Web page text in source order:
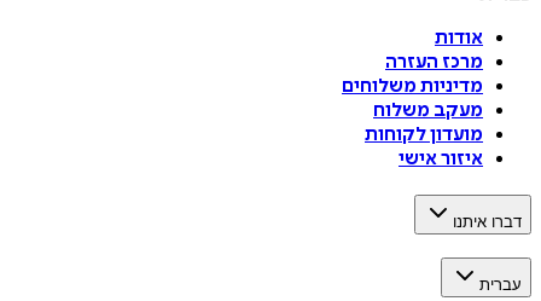
אודות
מרכז העזרה
מדיניות משלוחים
מעקב משלוח
מועדון לקוחות
איזור אישי
דברו איתנו
עברית